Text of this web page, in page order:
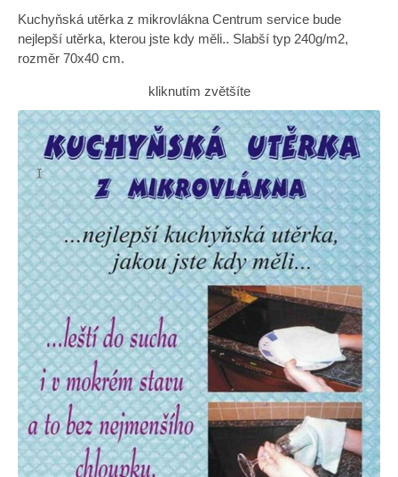
Kuchyňská utěrka z mikrovlákna Centrum service bude
nejlepší utěrka, kterou jste kdy měli.. Slabší typ 240g/m2,
rozměr 70x40 cm.
kliknutím zvětšíte